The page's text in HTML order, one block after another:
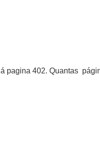
pagina 402. Quantas